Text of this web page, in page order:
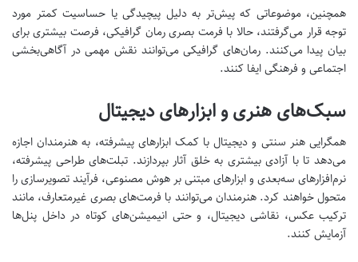
همچنین، موضوعاتی که پیش‌تر به دلیل پیچیدگی یا حساسیت کمتر مورد
توجه قرار می‌گرفتند، حالا با فرمت بصری رمان گرافیکی، فرصت بیشتری برای
بیان پیدا می‌کنند. رمان‌های گرافیکی می‌توانند نقش مهمی در آگاهی‌بخشی
اجتماعی و فرهنگی ایفا کنند.
سبک‌های هنری و ابزارهای دیجیتال
همگرایی هنر سنتی و دیجیتال با کمک ابزارهای پیشرفته، به هنرمندان اجازه
می‌دهد تا با آزادی بیشتری به خلق آثار بپردازند. تبلت‌های طراحی پیشرفته،
نرم‌افزارهای سه‌بعدی و ابزارهای مبتنی بر هوش مصنوعی، فرآیند تصویرسازی را
متحول خواهند کرد. هنرمندان می‌توانند با فرمت‌های بصری غیرمتعارف، مانند
ترکیب عکس، نقاشی دیجیتال، و حتی انیمیشن‌های کوتاه در داخل پنل‌ها
آزمایش کنند.